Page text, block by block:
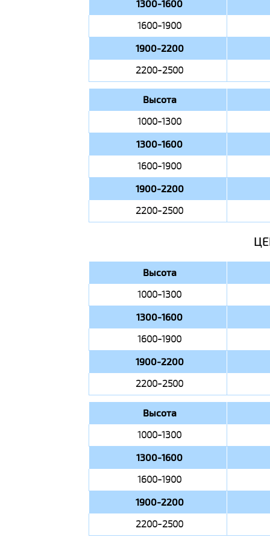
1300-1600
1600-1900
1900-2200
2200-2500
Высота
1000-1300
1300-1600
1600-1900
1900-2200
2200-2500
Высота
1000-1300
1300-1600
1600-1900
1900-2200
2200-2500
Высота
1000-1300
1300-1600
1600-1900
1900-2200
2200-2500